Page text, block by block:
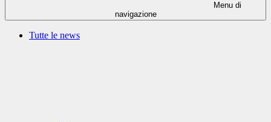
Menu di
navigazione
Tutte le news